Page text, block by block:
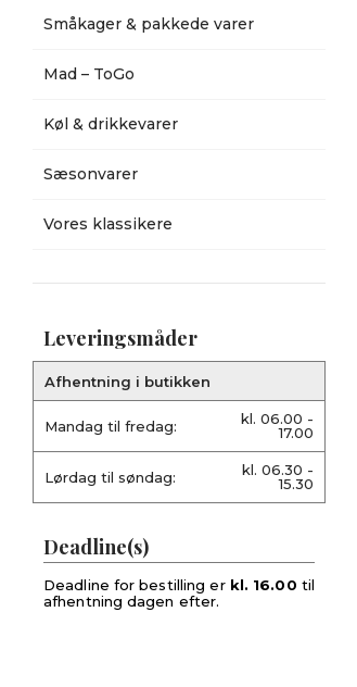
Småkager & pakkede varer
Mad – ToGo
Køl & drikkevarer
Sæsonvarer
Vores klassikere
Leveringsmåder
Afhentning i butikken
Mandag til fredag:
kl. 06.00 -
17.00
Lørdag til søndag:
kl. 06.30 -
15.30
Deadline(s)
Deadline for bestilling er kl. 16.00 til
afhentning dagen efter.